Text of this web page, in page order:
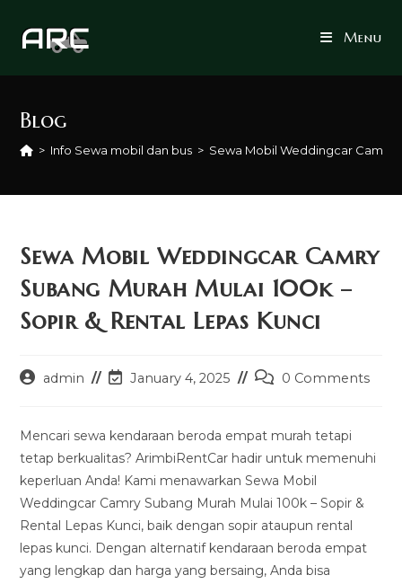
Menu
Blog
> Info Sewa mobil dan bus > Sewa Mobil Weddingcar Camry
Sewa Mobil Weddingcar Camry
Subang Murah Mulai 100k –
Sopir & Rental Lepas Kunci
Postadmin
PostJanuary 4, 2025
Post0 Comments
Mencari sewa kendaraan beroda empat murah tetapi
tetap berkualitas? ArimbiRentCar hadir untuk memenuhi
keperluan Anda! Kami menawarkan Sewa Mobil
Weddingcar Camry Subang Murah Mulai 100k – Sopir &
Rental Lepas Kunci, baik dengan sopir ataupun rental
lepas kunci. Dengan alternatif kendaraan beroda empat
yang lengkap dan harga yang bersaing, Anda bisa